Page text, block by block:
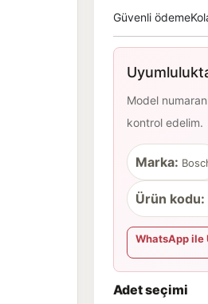
Güvenli ödeme
Model
kontrol edelim.
Marka:
Ürün kodu:
WhatsApp ile
Adet seçimi